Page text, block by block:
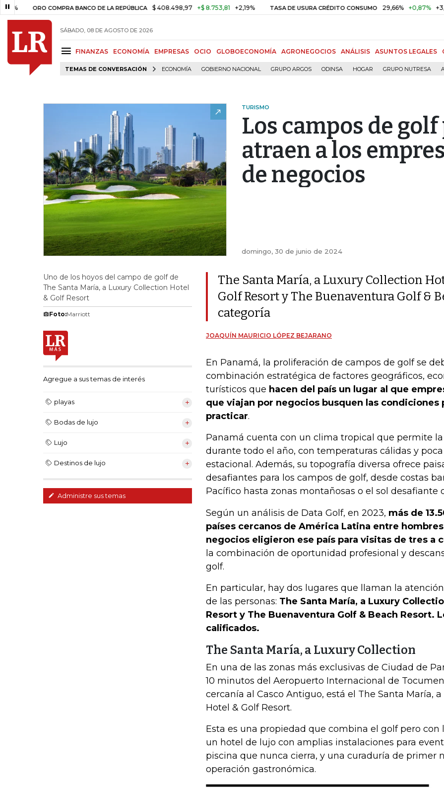
ORO COMPRA BANCO DE LA REPÚBLICA $ 408.498,97 +$ 8.753,81 +2,19% TASA DE USURA CRÉDITO CONSUMO 29,66% +0,87% +3,02%
SÁBADO, 08 DE AGOSTO DE 2026
FINANZAS ECONOMÍA EMPRESAS OCIO GLOBOECONOMÍA AGRONEGOCIOS ANÁLISIS ASUNTOS LEGALES
TEMAS DE CONVERSACIÓN ECONOMÍA GOBIERNO NACIONAL GRUPO ARGOS ODINSA HOGAR GRUPO NUTRESA
TURISMO
Los campos de
atraen a los
de negocios
domingo, 30 de junio de 2024
Uno de los hoyos del campo de golf de
The Santa María, a Luxury Collection Hotel
& Golf Resort
Foto:Marriott
Agregue a sus temas de interés
playas
Bodas de lujo
Lujo
Destinos de lujo
Administre sus temas
The Santa María, a Luxury Collection
Golf Resort y The Buenaventura Golf &
categoría
JOAQUÍN MAURICIO LÓPEZ BEJARANO
En Panamá, la proliferación de campos de golf se
combinación estratégica de factores geográficos,
turísticos que hacen del país un lugar al que
que viajan por negocios busquen las condiciones
practicar.
Panamá cuenta con un clima tropical que permite
durante todo el año, con temperaturas cálidas y
estacional. Además, su topografía diversa ofrece
desafiantes para los campos de golf, desde costas
Pacífico hasta zonas montañosas o el sol desafiante
Según un análisis de Data Golf, en 2023, más de
países cercanos de América Latina entre
negocios eligieron ese país para visitas de tres a
la combinación de oportunidad profesional y
golf.
En particular, hay dos lugares que llaman la
de las personas: The Santa María, a Luxury
Resort y The Buenaventura Golf & Beach Resort.
calificados.
The Santa María, a Luxury Collection
En una de las zonas más exclusivas de Ciudad de
10 minutos del Aeropuerto Internacional de
cercanía al Casco Antiguo, está el The Santa María,
Hotel & Golf Resort.
Esta es una propiedad que combina el golf pero con
un hotel de lujo con amplias instalaciones para
piscina que nunca cierra, y una curaduría de primer
operación gastronómica.